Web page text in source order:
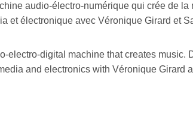
audio-électro-numérique qui crée de
et électronique avec Véronique Girard et
digital machine that creates music.
and electronics with Véronique Girard